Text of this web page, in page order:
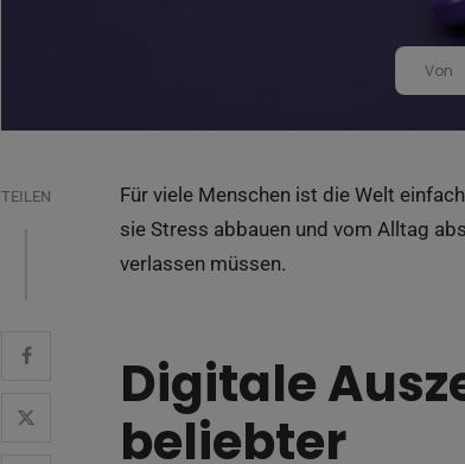
Von
TEILEN Für viele Menschen ist die Welt einfach
sie Stress abbauen und vom Alltag
verlassen müssen.
Digitale
beliebter